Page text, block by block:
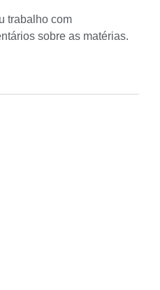
trabalho com
sobre as matérias.